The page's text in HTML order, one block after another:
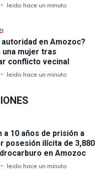
leido hace un minuto
autoridad en Amozoc?
una mujer tras
conflicto vecinal
leido hace un minuto
a 10 años de prisión a
posesión ilícita de 3,880
en Amozoc
leido hace un minuto